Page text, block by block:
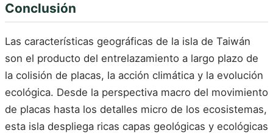
Conclusión
Las características geográficas de la isla de Taiwán
son el producto del entrelazamiento a largo plazo de
la colisión de placas, la acción climática y la evolución
ecológica. Desde la perspectiva macro del movimiento
de placas hasta los detalles micro de los ecosistemas,
esta isla despliega ricas capas geológicas y ecológicas